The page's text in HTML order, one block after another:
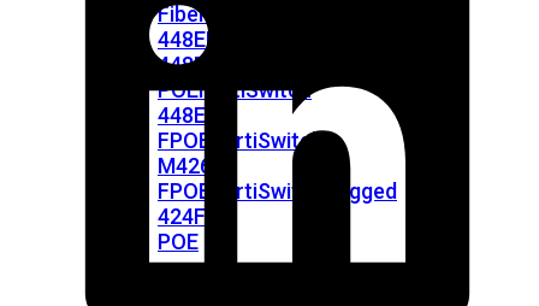
Fiber
448EFortiSwitch
448E-
POEFortiSwitch
448E-
FPOE
FortiSwitch
M426E-
FPOE
FortiSwitchRugged
424F-
POE